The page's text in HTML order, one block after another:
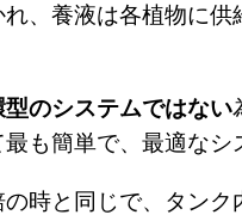
、養液は各植物に
型のシステムではない
も簡単で、 最適なシ
時と同じで、タンク